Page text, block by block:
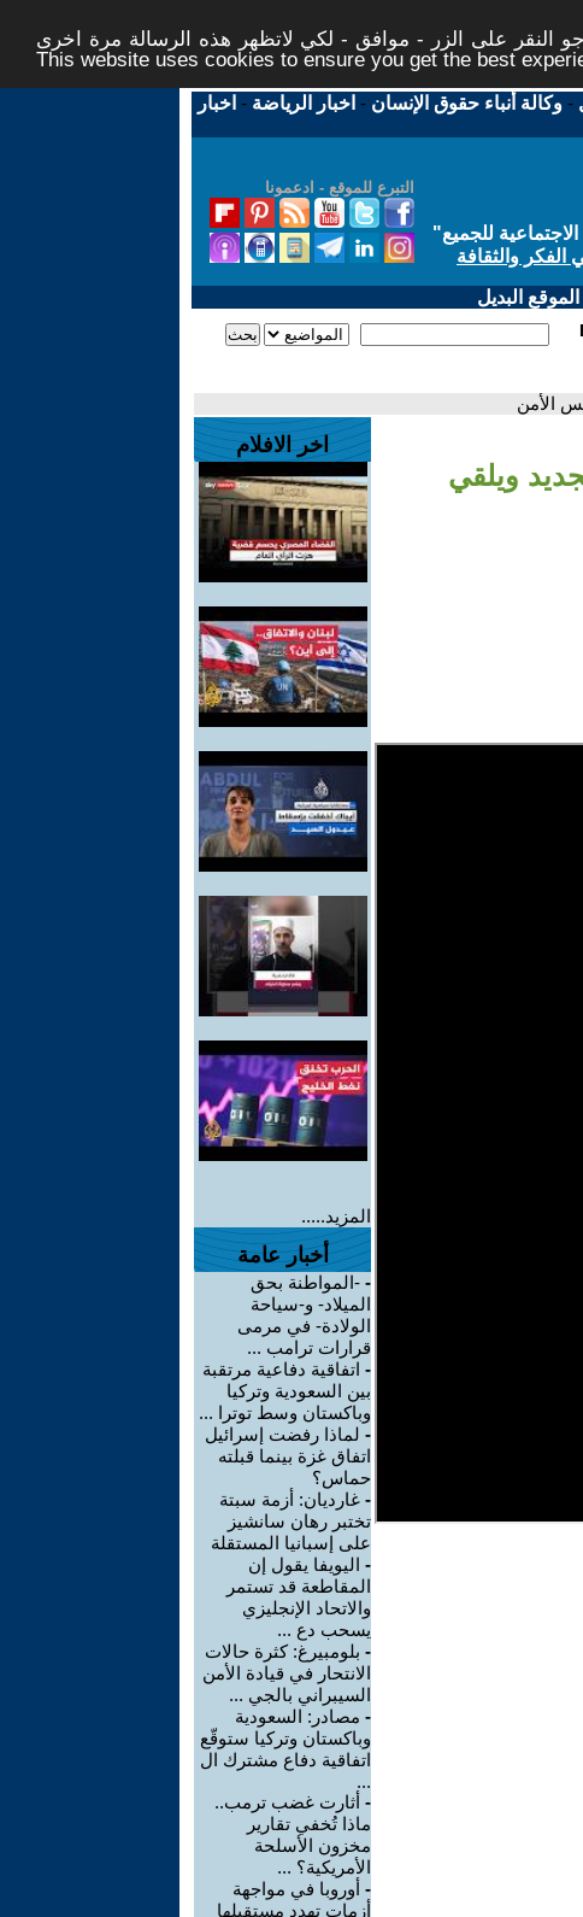
النقر على الزر - موافق - لكي لاتظهر هذه الرسالة مرة اخرى -
This website uses cookies to ensure you get the best
-وكالة أنباء حقوق الإنسان - اخبار الرياضة - اخبار
التبرع للموقع - ادعمونا
للجميع"
الفكر والثقافة
البديل
الأمن
ويلقي
اخر الافلام
المزيد.....
أخبار عامة
- -المواطنة بحق
الميلاد- و-سياحة
الولادة- في مرمى
قرارات ترامب ...
- اتفاقية دفاعية مرتقبة
بين السعودية وتركيا
وباكستان وسط توترا ...
- لماذا رفضت إسرائيل
اتفاق غزة بينما قبلته
حماس؟
- غارديان: أزمة سبتة
تختبر رهان سانشيز
على إسبانيا المستقلة
- اليويفا يقول إن
المقاطعة قد تستمر
والاتحاد الإنجليزي
يسحب دع ...
- بلومبيرغ: كثرة حالات
الانتحار في قيادة الأمن
السيبراني بالجي ...
- مصادر: السعودية
وباكستان وتركيا ستوقّع
اتفاقية دفاع مشترك ال
...
- أثارت غضب ترمب..
ماذا تُخفي تقارير
مخزون الأسلحة
الأمريكية؟ ...
- أوروبا في مواجهة
أزمات تهدد مستقبلها